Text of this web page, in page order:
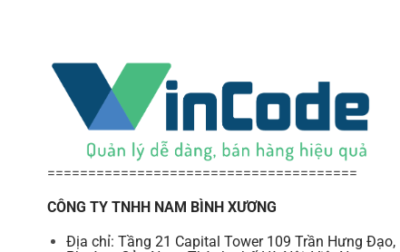
======================================
CÔNG TY TNHH NAM BÌNH XƯƠNG
Địa chỉ: Tầng 21 Capital Tower 109 Trần Hưng Đạo,